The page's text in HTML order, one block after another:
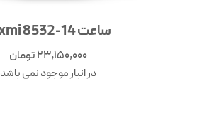
ساعت Laxmi 8532-14
23,150,000تومان
در انبار موجود نمی باشد